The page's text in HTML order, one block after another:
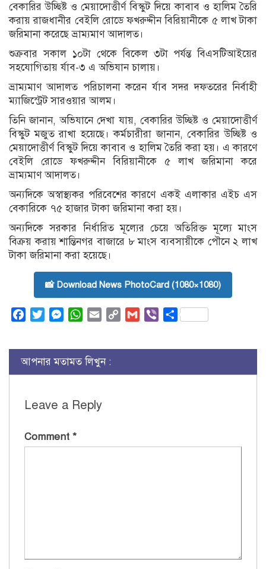
বেকারির উচ্ছিষ্ট ও মেয়াদোত্তীর্ণ বিস্কুট দিয়ে কাবাব ও হালিম তৈরি
করায় রাজধানীর বেইলি রোডে ফখরুদ্দীন বিরিয়ানীকে ৫ লাখ টাকা
জরিমানা করেছে ভ্রাম্যমাণ আদালত।
শুক্রবার সকাল ১০টা থেকে বিকেল ৩টা পর্যন্ত বিএসটিআইয়ের
সহযোগিতায় র্যাব-৩ এ অভিযান চালায়।
ভ্রাম্যমাণ আদালত পরিচালনা করেন র্যাব সদর দফতরের নির্বাহী
ম্যাজিস্ট্রেট সারওয়ার আলম।
তিনি জানান, অভিযানে দেখা যায়, বেকারির উচ্ছিষ্ট ও মেয়াদোত্তীর্ণ
বিস্কুট মজুত রাখা হয়েছে। কর্মচারীরা জানান, বেকারির উচ্ছিষ্ট ও
মেয়াদোত্তীর্ণ বিস্কুট দিয়ে কাবাব ও হালিম তৈরি করা হয়। এ কারণে
বেইলি রোডে ফখরুদ্দীন বিরিয়ানীকে ৫ লাখ জরিমানা করে
ভ্রাম্যমাণ আদালত।
অন্যদিকে অস্বাস্থ্যকর পরিবেশের কারণে একই এলাকার এইচ এস
বেকারিকে ৭৫ হাজার টাকা জরিমানা করা হয়।
অন্যদিকে সরকার নির্ধারিত মূল্যের চেয়ে অতিরিক্ত মূল্যে মাংস
বিক্রয় করায় শান্তিনগর বাজারে ৮ মাংস ব্যবসায়ীকে পৌনে ২ লাখ
টাকা জরিমানা করা হয়েছে।
📸 Download News PhotoCard (1080×1080)
FacebookTwitterMessenger
WhatsApp
Email
Copy
Gmail ViberShare
আপনার মতামত লিখুন :
Leave a Reply
Comment *